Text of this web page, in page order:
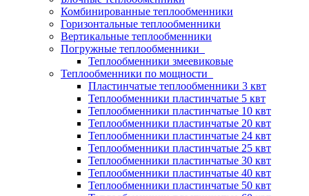
Комбинированные теплообменники
Горизонтальные теплообменники
Вертикальные теплообменники
Погружные теплообменники
Теплообменники змеевиковые
Теплообменники по мощности
Пластинчатые теплообменники 3 квт
Теплообменники пластинчатые 5 квт
Теплообменники пластинчатые 10 квт
Теплообменники пластинчатые 20 квт
Теплообменники пластинчатые 24 квт
Теплообменники пластинчатые 25 квт
Теплообменники пластинчатые 30 квт
Теплообменники пластинчатые 40 квт
Теплообменники пластинчатые 50 квт